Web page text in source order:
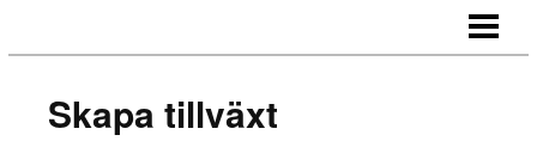
MOTIVERA MEDARBETARE
Skapa tillväxt